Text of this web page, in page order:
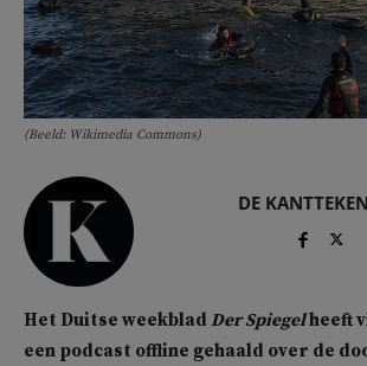
(Beeld: Wikimedia Commons)
DE
Het Duitse weekblad Der Spiegelheeft
een podcast offline gehaald over de